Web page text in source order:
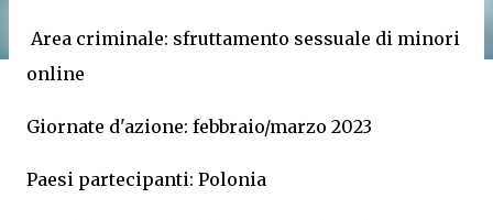
Area criminale: sfruttamento sessuale di minori
online
Giornate d'azione: febbraio/marzo 2023
Paesi partecipanti: Polonia